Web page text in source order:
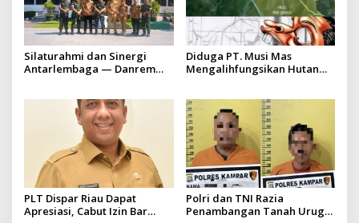
Silaturahmi dan Sinergi
Antarlembaga — Danrem
Diduga PT. Musi Mas
Mengalihfungsikan Hutan
yang diizinkan
PLT Dispar Riau Dapat
Apresiasi, Cabut Izin Bar
Polri dan TNI Razia
Penambangan Tanah Urug,